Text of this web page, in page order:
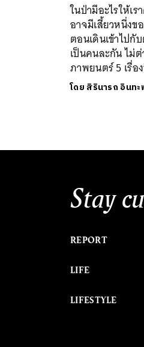
ในป่ามีอะไรให้เ
อาจมีเสี้ยวหนึ่ง
ตอนเดินเข้าไปกั
เป็นคนละกัน ไม่
ภาพยนตร์ 5 เรื่อ
โดย สิรินารถ อินท
Stay
REPORT
LIFE
LIFESTYLE